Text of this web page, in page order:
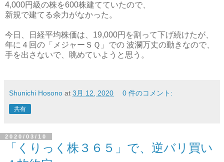
4,000円級の株を600株建てていたので、
新規で建てる余力がなかった。
今日、日経平均株価は、19,000円を割って下げ続けたが、
年に４回の「メジャーＳＱ」での 波瀾万丈の動きなので、
手を出さないで、眺めていようと思う。
Shunichi Hosono at 3月 12, 2020 0 件のコメント:
共有
2020/03/10
「くりっく株３６５」で、逆バリ買い